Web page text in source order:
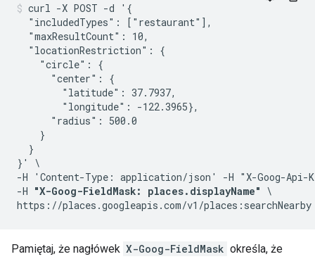
curl -X POST -d '{
  "includedTypes": ["restaurant"],
  "maxResultCount": 10,
  "locationRestriction": {
    "circle": {
      "center": {
        "latitude": 37.7937,
        "longitude": -122.3965},
      "radius": 500.0
    }
  }
}' \
-H 'Content-Type: application/json' -H "X-Goog-Api-
-H "X-Goog-FieldMask: places.displayName" \
Pamiętaj, że nagłówek X-Goog-FieldMask określa, że